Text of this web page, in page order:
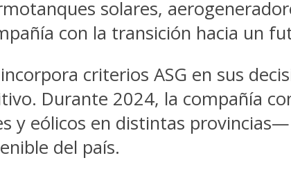
solares,
con la transición hacia un
criterios ASG en sus
Durante 2024, la compañía
y eólicos en distintas
del país.